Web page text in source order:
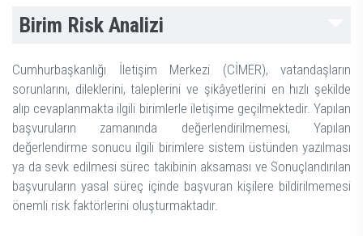
Birim Risk Analizi
Cumhurbaşkanlığı İletişim Merkezi (CİMER), vatandaşların
sorunlarını, dileklerini, taleplerini ve şikâyetlerini en hızlı şekilde
alıp cevaplanmakta ilgili birimlerle iletişime geçilmektedir. Yapılan
başvuruların zamanında değerlendirilmemesi, Yapılan
değerlendirme sonucu ilgili birimlere sistem üstünden yazılması
ya da sevk edilmesi sürec takibinin aksaması ve Sonuçlandırılan
başvuruların yasal süreç içinde başvuran kişilere bildirilmemesi
önemli risk faktörlerini oluşturmaktadır.